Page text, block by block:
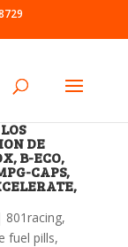
DE
B-ECO,
CAPS,
801racing,
fuel pills,